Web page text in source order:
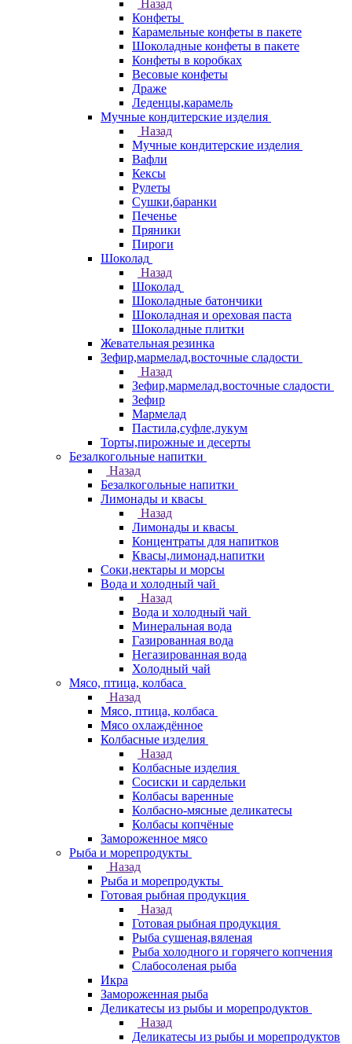
Назад
Конфеты
Карамельные конфеты в пакете
Шоколадные конфеты в пакете
Конфеты в коробках
Весовые конфеты
Драже
Леденцы,карамель
Мучные кондитерские изделия
Назад
Мучные кондитерские изделия
Вафли
Кексы
Рулеты
Сушки,баранки
Печенье
Пряники
Пироги
Шоколад
Назад
Шоколад
Шоколадные батончики
Шоколадная и ореховая паста
Шоколадные плитки
Жевательная резинка
Зефир,мармелад,восточные сладости
Назад
Зефир,мармелад,восточные сладости
Зефир
Мармелад
Пастила,суфле,лукум
Торты,пирожные и десерты
Безалкогольные напитки
Назад
Безалкогольные напитки
Лимонады и квасы
Назад
Лимонады и квасы
Концентраты для напитков
Квасы,лимонад,напитки
Соки,нектары и морсы
Вода и холодный чай
Назад
Вода и холодный чай
Минеральная вода
Газированная вода
Негазированная вода
Холодный чай
Мясо, птица, колбаса
Назад
Мясо, птица, колбаса
Мясо охлаждённое
Колбасные изделия
Назад
Колбасные изделия
Сосиски и сардельки
Колбасы варенные
Колбасно-мясные деликатесы
Колбасы копчёные
Замороженное мясо
Рыба и морепродукты
Назад
Рыба и морепродукты
Готовая рыбная продукция
Назад
Готовая рыбная продукция
Рыба сушеная,вяленая
Рыба холодного и горячего копчения
Слабосоленая рыба
Икра
Замороженная рыба
Деликатесы из рыбы и морепродуктов
Назад
Деликатесы из рыбы и морепродуктов